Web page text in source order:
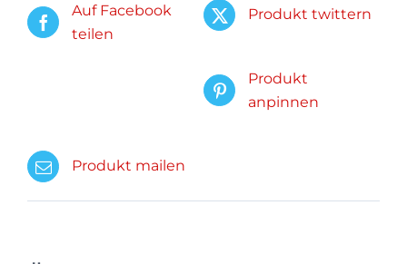
Auf Facebook
teilen
Produkt twittern
Produkt
anpinnen
Produkt mailen